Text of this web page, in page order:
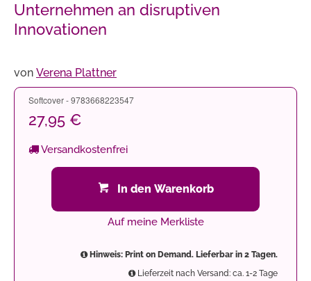
Unternehmen an disruptiven
Innovationen
von Verena Plattner
Softcover - 9783668223547
27,95 €
Versandkostenfrei
In den Warenkorb
Auf meine Merkliste
Hinweis: Print on Demand. Lieferbar in 2 Tagen.
Lieferzeit nach Versand: ca. 1-2 Tage